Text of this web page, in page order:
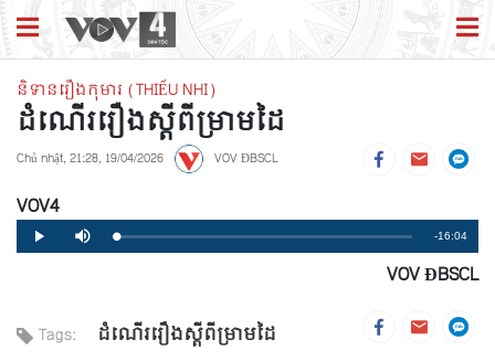
និទានរឿងកុមារ (THIẾU NHI)
ដំណើររឿងស្តីពីម្រាមដៃ
Chủ nhật, 21:28, 19/04/2026 VOV ĐBSCL
VOV4
Play Mute Loaded:
0%
Progress:
0%
Remaining
Time
-16:04
VOV ĐBSCL
Tags: ដំណើររឿងស្តីពីម្រាមដៃ